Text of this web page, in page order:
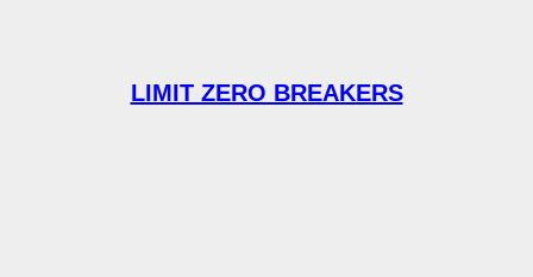
LIMIT ZERO BREAKERS